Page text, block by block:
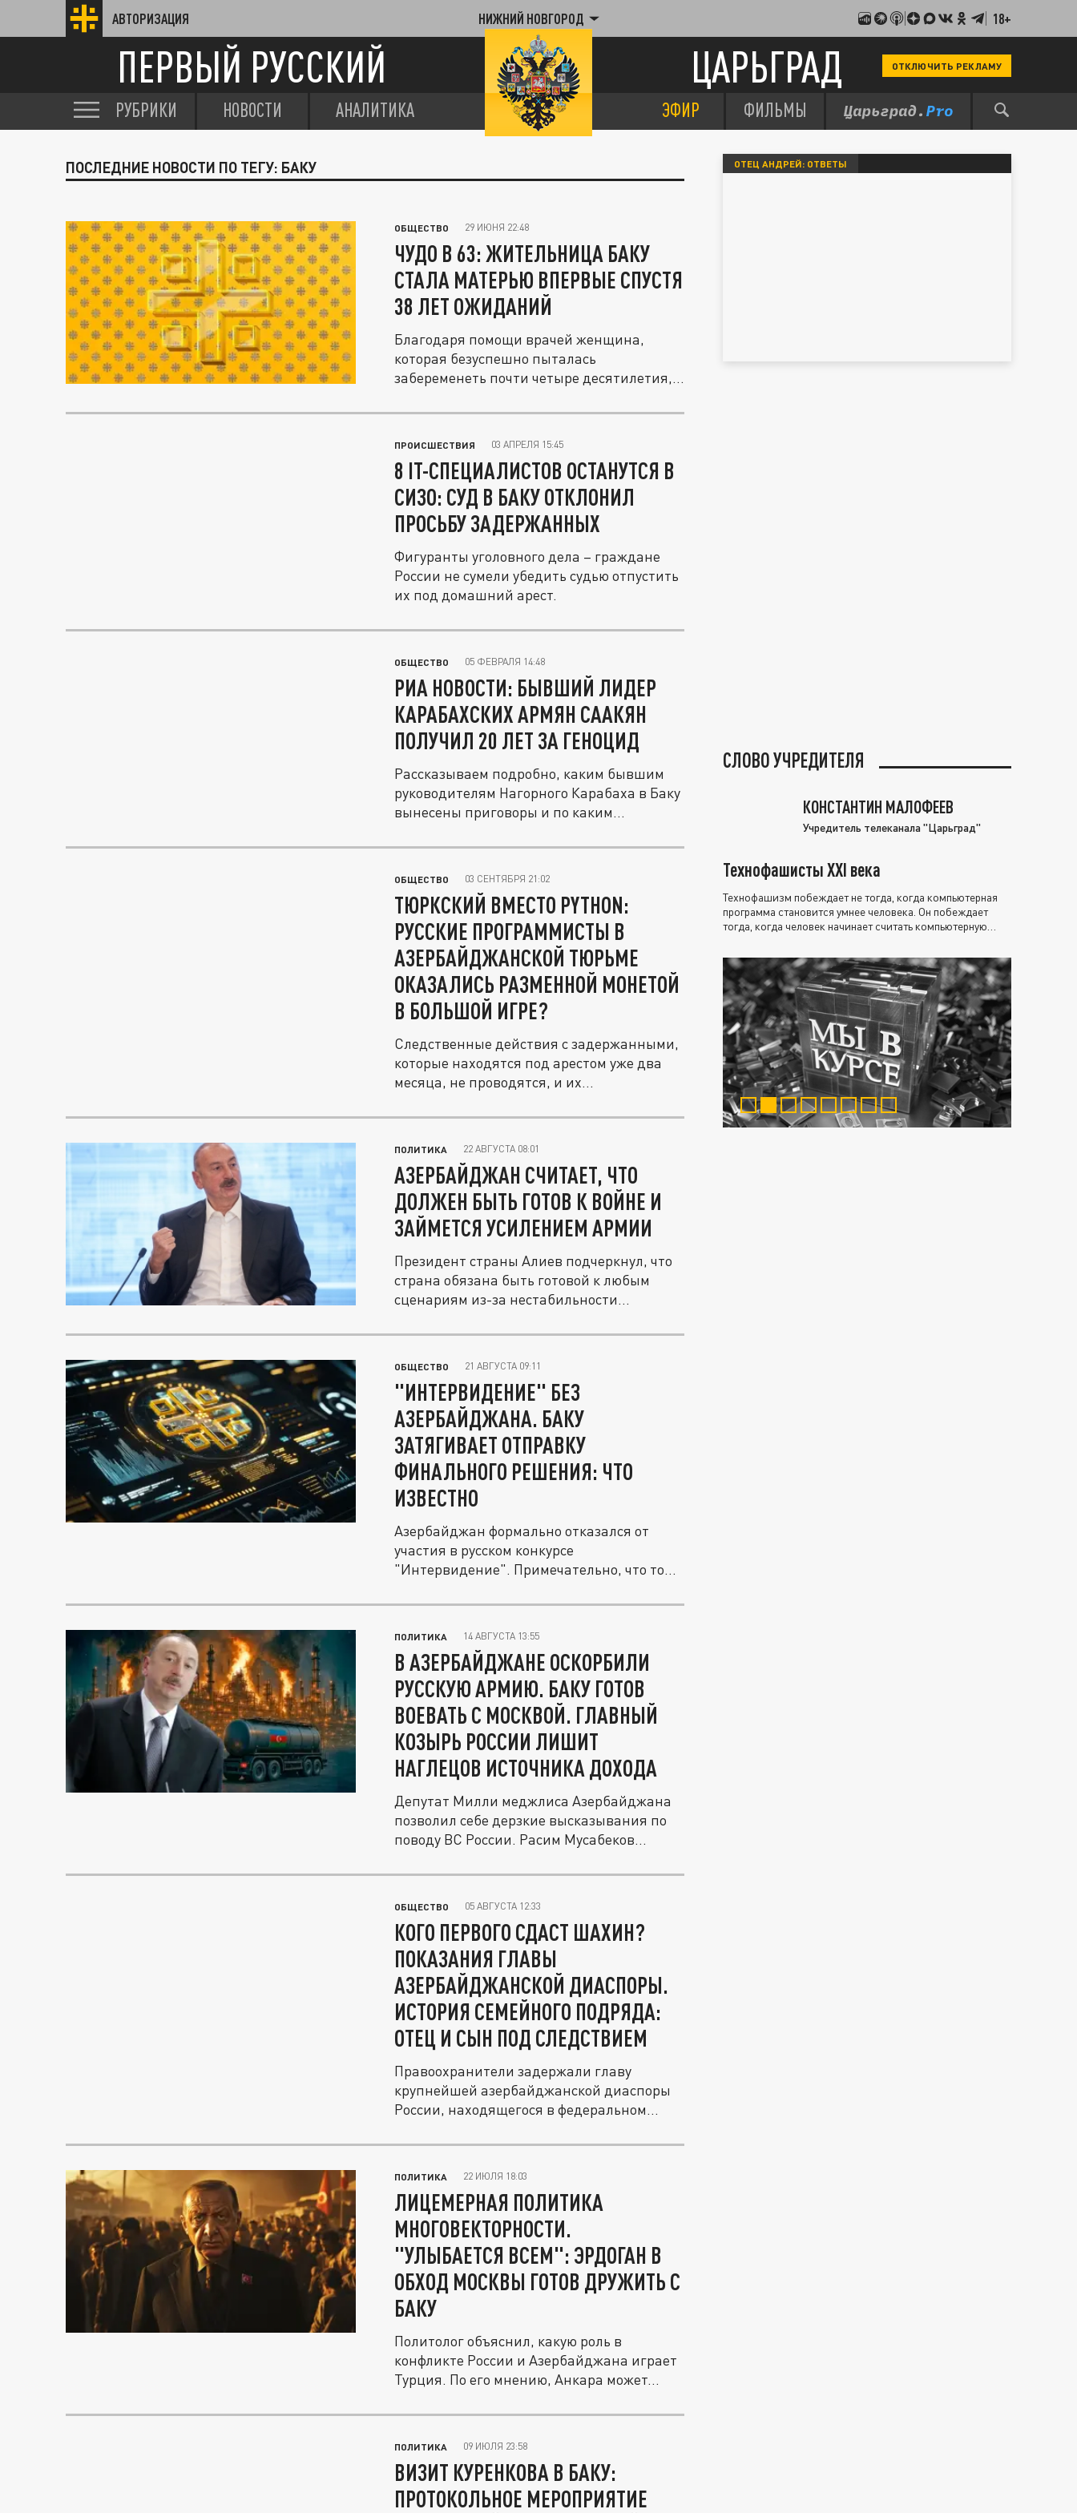
АВТОРИЗАЦИЯ НИЖНИЙ НОВГОРОД 18+
ПЕРВЫЙ РУССКИЙ ЦАРЬГРАД ОТКЛЮЧИТЬ РЕКЛАМУ
РУБРИКИ НОВОСТИ АНАЛИТИКА ЭФИР ФИЛЬМЫ
ПОСЛЕДНИЕ НОВОСТИ ПО ТЕГУ: БАКУ
ОБЩЕСТВО 29 ИЮНЯ 22:48
ЧУДО В 63: ЖИТЕЛЬНИЦА БАКУ
СТАЛА МАТЕРЬЮ ВПЕРВЫЕ СПУСТЯ
38 ЛЕТ ОЖИДАНИЙ
Благодаря помощи врачей женщина,
которая безуспешно пыталась
забеременеть почти четыре десятилетия,
ПРОИСШЕСТВИЯ 03 АПРЕЛЯ 15:45
8 IT-СПЕЦИАЛИСТОВ ОСТАНУТСЯ В
СИЗО: СУД В БАКУ ОТКЛОНИЛ
ПРОСЬБУ ЗАДЕРЖАННЫХ
Фигуранты уголовного дела – граждане
России не сумели убедить судью отпустить
их под домашний арест.
ОБЩЕСТВО 05 ФЕВРАЛЯ 14:48
РИА НОВОСТИ: БЫВШИЙ ЛИДЕР
КАРАБАХСКИХ АРМЯН СААКЯН
ПОЛУЧИЛ 20 ЛЕТ ЗА ГЕНОЦИД
Рассказываем подробно, каким бывшим
руководителям Нагорного Карабаха в Баку
вынесены приговоры и по каким...
ОБЩЕСТВО 03 СЕНТЯБРЯ 21:02
ТЮРКСКИЙ ВМЕСТО PYTHON:
РУССКИЕ ПРОГРАММИСТЫ В
АЗЕРБАЙДЖАНСКОЙ ТЮРЬМЕ
ОКАЗАЛИСЬ РАЗМЕННОЙ МОНЕТОЙ
В БОЛЬШОЙ ИГРЕ?
Следственные действия с задержанными,
которые находятся под арестом уже два
месяца, не проводятся, и их...
ПОЛИТИКА 22 АВГУСТА 08:01
АЗЕРБАЙДЖАН СЧИТАЕТ, ЧТО
ДОЛЖЕН БЫТЬ ГОТОВ К ВОЙНЕ И
ЗАЙМЕТСЯ УСИЛЕНИЕМ АРМИИ
Президент страны Алиев подчеркнул, что
страна обязана быть готовой к любым
сценариям из-за нестабильности...
ОБЩЕСТВО 21 АВГУСТА 09:11
"ИНТЕРВИДЕНИЕ" БЕЗ
АЗЕРБАЙДЖАНА. БАКУ
ЗАТЯГИВАЕТ ОТПРАВКУ
ФИНАЛЬНОГО РЕШЕНИЯ: ЧТО
ИЗВЕСТНО
Азербайджан формально отказался от
участия в русском конкурсе
"Интервидение". Примечательно, что той
ПОЛИТИКА 14 АВГУСТА 13:55
В АЗЕРБАЙДЖАНЕ ОСКОРБИЛИ
РУССКУЮ АРМИЮ. БАКУ ГОТОВ
ВОЕВАТЬ С МОСКВОЙ. ГЛАВНЫЙ
КОЗЫРЬ РОССИИ ЛИШИТ
НАГЛЕЦОВ ИСТОЧНИКА ДОХОДА
Депутат Милли меджлиса Азербайджана
позволил себе дерзкие высказывания по
поводу ВС России. Расим Мусабеков...
ОБЩЕСТВО 05 АВГУСТА 12:33
КОГО ПЕРВОГО СДАСТ ШАХИН?
ПОКАЗАНИЯ ГЛАВЫ
АЗЕРБАЙДЖАНСКОЙ ДИАСПОРЫ.
ИСТОРИЯ СЕМЕЙНОГО ПОДРЯДА:
ОТЕЦ И СЫН ПОД СЛЕДСТВИЕМ
Правоохранители задержали главу
крупнейшей азербайджанской диаспоры
России, находящегося в федеральном...
ПОЛИТИКА 22 ИЮЛЯ 18:03
ЛИЦЕМЕРНАЯ ПОЛИТИКА
МНОГОВЕКТОРНОСТИ.
"УЛЫБАЕТСЯ ВСЕМ": ЭРДОГАН В
ОБХОД МОСКВЫ ГОТОВ ДРУЖИТЬ С
БАКУ
Политолог объяснил, какую роль в
конфликте России и Азербайджана играет
Турция. По его мнению, Анкара может...
ПОЛИТИКА 09 ИЮЛЯ 23:58
ВИЗИТ КУРЕНКОВА В БАКУ:
ПРОТОКОЛЬНОЕ МЕРОПРИЯТИЕ
ОТЕЦ АНДРЕЙ: ОТВЕТЫ
СЛОВО УЧРЕДИТЕЛЯ
КОНСТАНТИН МАЛОФЕЕВ
Учредитель телеканала "Царьград"
Технофашисты XXI века
Технофашизм побеждает не тогда, когда компьютерная
программа становится умнее человека. Он побеждает
тогда, когда человек начинает считать компьютерную